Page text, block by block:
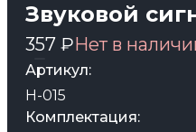
Звуковой
357 ₽Нет в
Артикул:
H-015
Комплектация: